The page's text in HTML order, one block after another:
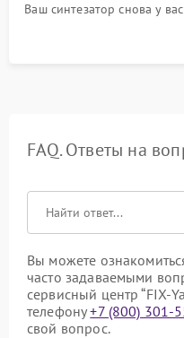
Ваш синтезатор снова у
FAQ. Ответы на
Вы можете
часто задаваемыми
сервисный центр “FIX-
телефону+7 (800) 301-
свой вопрос.